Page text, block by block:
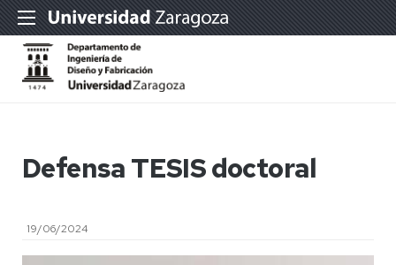
Defensa TESIS doctoral
19/06/2024